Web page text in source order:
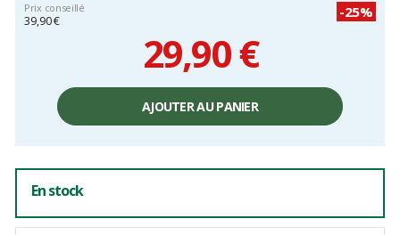
Prix conseillé
39,90 €
-25%
29,90 €
unitaire,
AJOUTER AU PANIER
En stock